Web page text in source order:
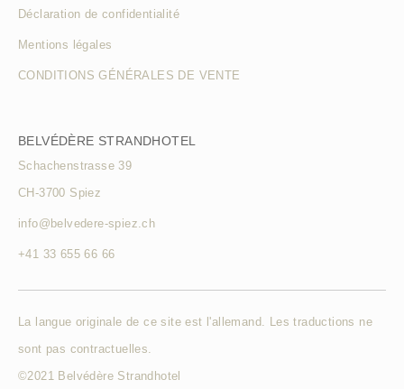
Déclaration de confidentialité
Mentions légales
CONDITIONS GÉNÉRALES DE VENTE
BELVÉDÈRE STRANDHOTEL
Schachenstrasse 39
CH-3700 Spiez
info@belvedere-spiez.ch
+41 33 655 66 66
La langue originale de ce site est l'allemand. Les traductions ne
sont pas contractuelles.
©2021 Belvédère Strandhotel